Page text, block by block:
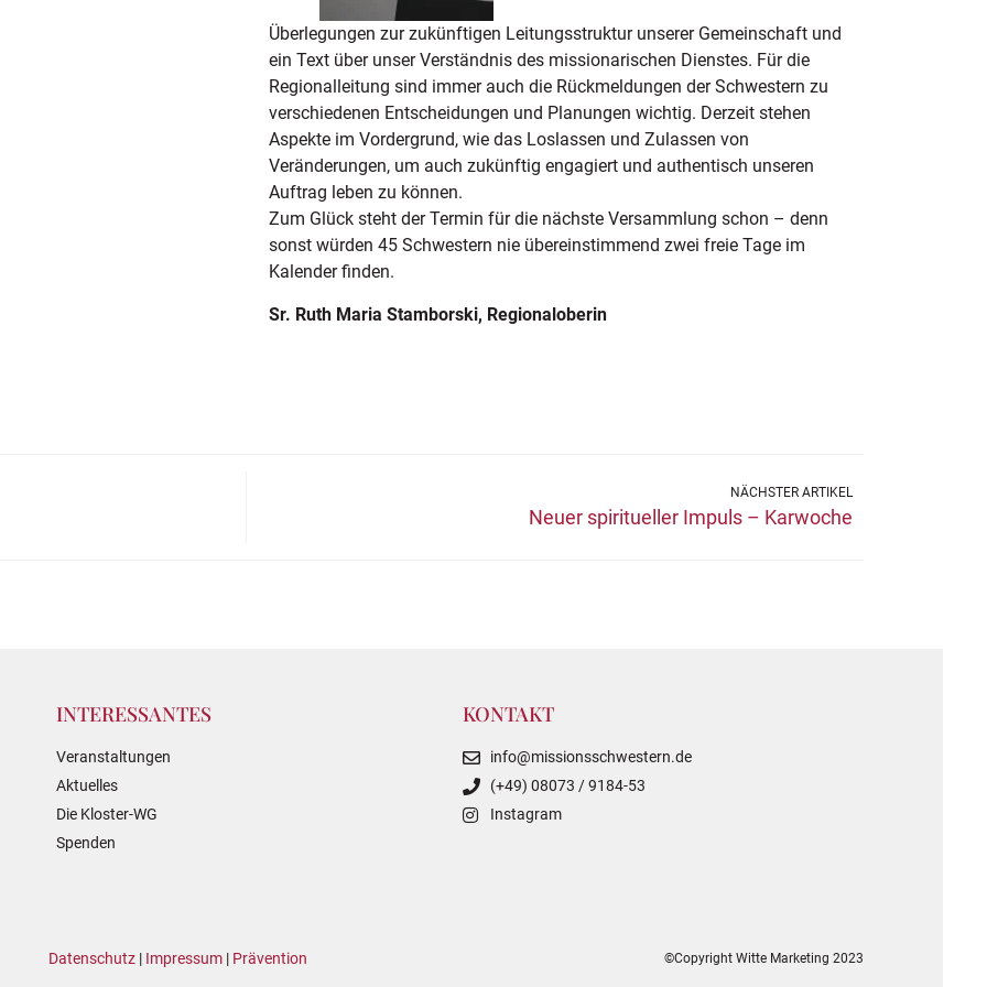
Überlegungen zur zukünftigen Leitungsstruktur unserer Gemeinschaft und
ein Text über unser Verständnis des missionarischen Dienstes. Für die
Regionalleitung sind immer auch die Rückmeldungen der Schwestern zu
verschiedenen Entscheidungen und Planungen wichtig. Derzeit stehen
Aspekte im Vordergrund, wie das Loslassen und Zulassen von
Veränderungen, um auch zukünftig engagiert und authentisch unseren
Auftrag leben zu können.
Zum Glück steht der Termin für die nächste Versammlung schon – denn
sonst würden 45 Schwestern nie übereinstimmend zwei freie Tage im
Kalender finden.
Sr. Ruth Maria Stamborski, Regionaloberin
NÄCHSTER ARTIKEL
Neuer spiritueller Impuls – Karwoche
INTERESSANTES
Veranstaltungen
Aktuelles
Die Kloster-WG
Spenden
KONTAKT
info@missionsschwestern.de
(+49) 08073 / 9184-53
Instagram
Datenschutz| Impressum| Prävention ©Copyright Witte Marketing 2023